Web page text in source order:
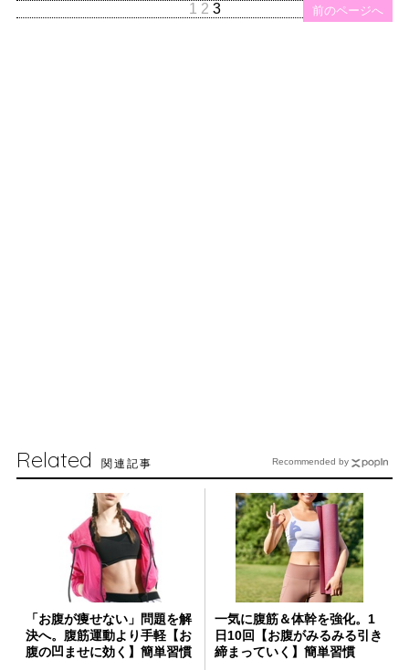
前のページへ
1 2 3
Related 関連記事
「お腹が痩せない」問題を解
決へ。腹筋運動より手軽【お
腹の凹ませに効く】簡単習慣
一気に腹筋＆体幹を強化。1
日10回【お腹がみるみる引き
締まっていく】簡単習慣
Recommended by